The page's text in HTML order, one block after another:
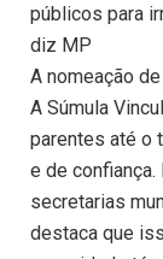
públicos para
diz MP
A nomeação
A Súmula
parentes até o
e de
secretarias
destaca que